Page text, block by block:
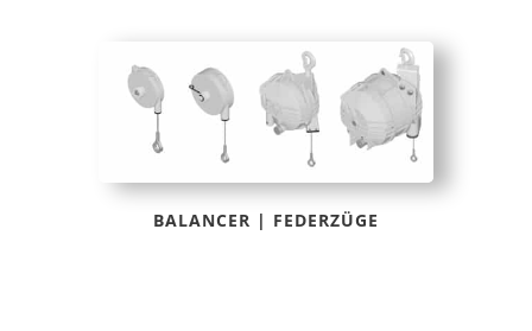
BALANCER | FEDERZÜGE